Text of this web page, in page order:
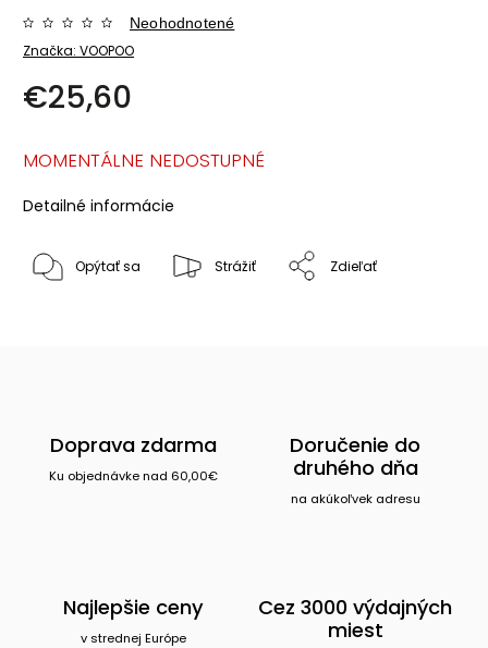
Značka: VOOPOO
Neohodnotené
€25,60
MOMENTÁLNE NEDOSTUPNÉ
Detailné informácie
Opýtať sa Strážiť Zdieľať
Doprava zdarma
Ku objednávke nad 60,00€
Doručenie do
druhého dňa
na akúkoľvek adresu
Najlepšie ceny
v strednej Európe
Cez 3000 výdajných
miest